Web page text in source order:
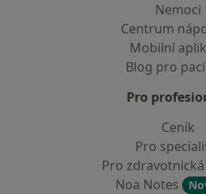
Nemoci
Centrum
Mobilní
Blog pro
Pro
Ceník
Pro
Pro
Noa Notes